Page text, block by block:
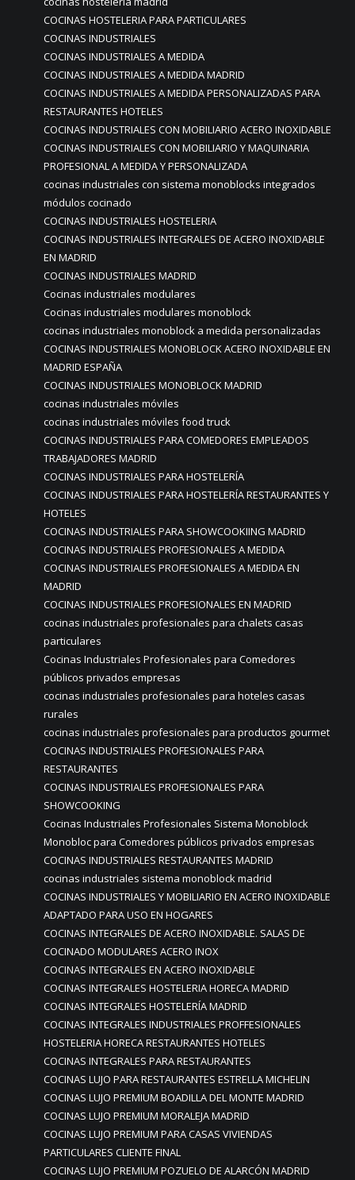
COCINAS HOSTELERIA PARA PARTICULARES
COCINAS INDUSTRIALES
COCINAS INDUSTRIALES A MEDIDA
COCINAS INDUSTRIALES A MEDIDA MADRID
COCINAS INDUSTRIALES A MEDIDA PERSONALIZADAS PARA
RESTAURANTES HOTELES
COCINAS INDUSTRIALES CON MOBILIARIO ACERO INOXIDABLE
COCINAS INDUSTRIALES CON MOBILIARIO Y MAQUINARIA
PROFESIONAL A MEDIDA Y PERSONALIZADA
cocinas industriales con sistema monoblocks integrados
módulos cocinado
COCINAS INDUSTRIALES HOSTELERIA
COCINAS INDUSTRIALES INTEGRALES DE ACERO INOXIDABLE
EN MADRID
COCINAS INDUSTRIALES MADRID
Cocinas industriales modulares
Cocinas industriales modulares monoblock
cocinas industriales monoblock a medida personalizadas
COCINAS INDUSTRIALES MONOBLOCK ACERO INOXIDABLE EN
MADRID ESPAÑA
COCINAS INDUSTRIALES MONOBLOCK MADRID
cocinas industriales móviles
cocinas industriales móviles food truck
COCINAS INDUSTRIALES PARA COMEDORES EMPLEADOS
TRABAJADORES MADRID
COCINAS INDUSTRIALES PARA HOSTELERÍA
COCINAS INDUSTRIALES PARA HOSTELERÍA RESTAURANTES Y
HOTELES
COCINAS INDUSTRIALES PARA SHOWCOOKIING MADRID
COCINAS INDUSTRIALES PROFESIONALES A MEDIDA
COCINAS INDUSTRIALES PROFESIONALES A MEDIDA EN
MADRID
COCINAS INDUSTRIALES PROFESIONALES EN MADRID
cocinas industriales profesionales para chalets casas
particulares
Cocinas Industriales Profesionales para Comedores
públicos privados empresas
cocinas industriales profesionales para hoteles casas
rurales
cocinas industriales profesionales para productos gourmet
COCINAS INDUSTRIALES PROFESIONALES PARA
RESTAURANTES
COCINAS INDUSTRIALES PROFESIONALES PARA
SHOWCOOKING
Cocinas Industriales Profesionales Sistema Monoblock
Monobloc para Comedores públicos privados empresas
COCINAS INDUSTRIALES RESTAURANTES MADRID
cocinas industriales sistema monoblock madrid
COCINAS INDUSTRIALES Y MOBILIARIO EN ACERO INOXIDABLE
ADAPTADO PARA USO EN HOGARES
COCINAS INTEGRALES DE ACERO INOXIDABLE. SALAS DE
COCINADO MODULARES ACERO INOX
COCINAS INTEGRALES EN ACERO INOXIDABLE
COCINAS INTEGRALES HOSTELERIA HORECA MADRID
COCINAS INTEGRALES HOSTELERÍA MADRID
COCINAS INTEGRALES INDUSTRIALES PROFFESIONALES
HOSTELERIA HORECA RESTAURANTES HOTELES
COCINAS INTEGRALES PARA RESTAURANTES
COCINAS LUJO PARA RESTAURANTES ESTRELLA MICHELIN
COCINAS LUJO PREMIUM BOADILLA DEL MONTE MADRID
COCINAS LUJO PREMIUM MORALEJA MADRID
COCINAS LUJO PREMIUM PARA CASAS VIVIENDAS
PARTICULARES CLIENTE FINAL
COCINAS LUJO PREMIUM POZUELO DE ALARCÓN MADRID